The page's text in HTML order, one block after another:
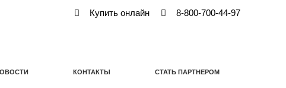
Купить онлайн 8-800-700-44-97
КОНТАКТЫ СТАТЬ ПАРТНЕРОМ